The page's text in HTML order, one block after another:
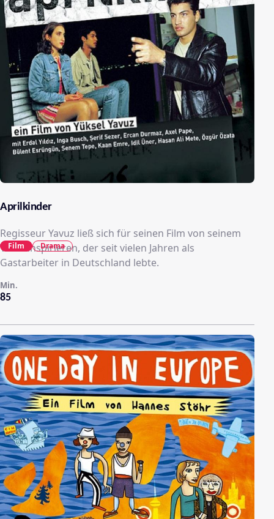
Aprilkinder
Regisseur Yavuz ließ sich für seinen Film von seinem
Vater inspirieren, der seit vielen Jahren als
Gastarbeiter in Deutschland lebte.
85
Min.
Film Drama